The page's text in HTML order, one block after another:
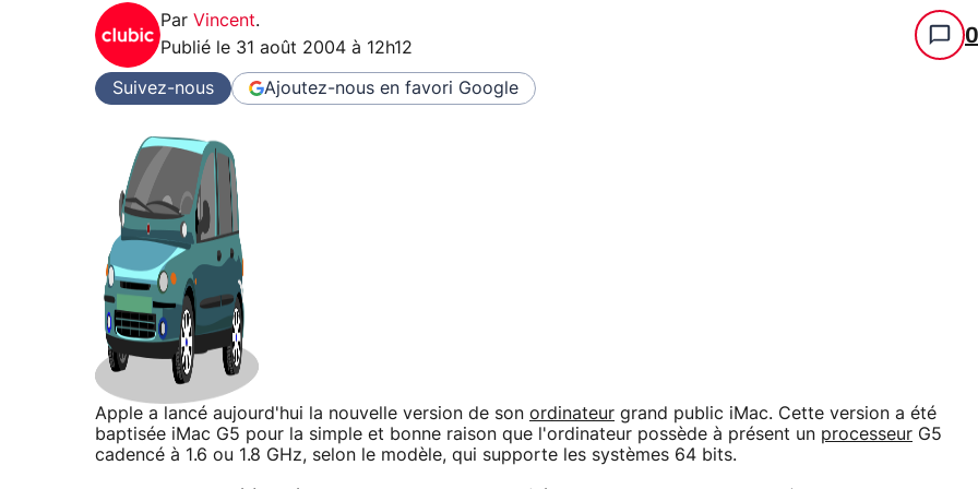
Par Vincent.
Publié le 31 août 2004 à 12h12 0
Suivez-nous Ajoutez-nous en favori Google
Apple a lancé aujourd'hui la nouvelle version de son ordinateur grand public iMac. Cette version a été
baptisée iMac G5 pour la simple et bonne raison que l'ordinateur possède à présent un processeur G5
cadencé à 1.6 ou 1.8 GHz, selon le modèle, qui supporte les systèmes 64 bits.